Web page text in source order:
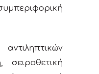
σειροθετική